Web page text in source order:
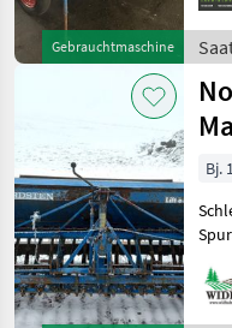
Marktplatz
Gebrauchtmaschine
Bj.